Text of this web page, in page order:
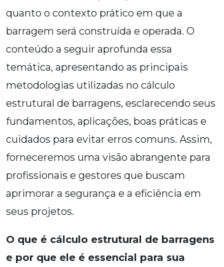
quanto o contexto prático em que a
barragem será construída e operada. O
conteúdo a seguir aprofunda essa
temática, apresentando as principais
metodologias utilizadas no cálculo
estrutural de barragens, esclarecendo seus
fundamentos, aplicações, boas práticas e
cuidados para evitar erros comuns. Assim,
forneceremos uma visão abrangente para
profissionais e gestores que buscam
aprimorar a segurança e a eficiência em
seus projetos.
O que é cálculo estrutural de barragens
e por que ele é essencial para sua